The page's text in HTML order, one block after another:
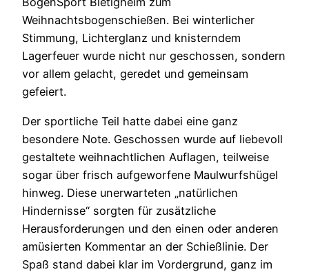
Weihnachtsbogenschießen. Bei winterlicher
Stimmung, Lichterglanz und knisterndem
Lagerfeuer wurde nicht nur geschossen, sondern
vor allem gelacht, geredet und gemeinsam
gefeiert.
Der sportliche Teil hatte dabei eine ganz
besondere Note. Geschossen wurde auf liebevoll
gestaltete weihnachtlichen Auflagen, teilweise
sogar über frisch aufgeworfene Maulwurfshügel
hinweg. Diese unerwarteten „natürlichen
Hindernisse“ sorgten für zusätzliche
Herausforderungen und den einen oder anderen
amüsierten Kommentar an der Schießlinie. Der
Spaß stand dabei klar im Vordergrund, ganz im